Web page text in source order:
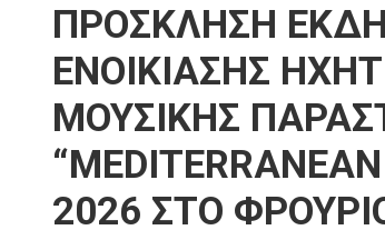
ΠΡΟΣΚΛΗΣΗ
ΕΝΟΙΚΙΑΣΗΣ
ΜΟΥΣΙΚΗΣ
2026 ΣΤΟ